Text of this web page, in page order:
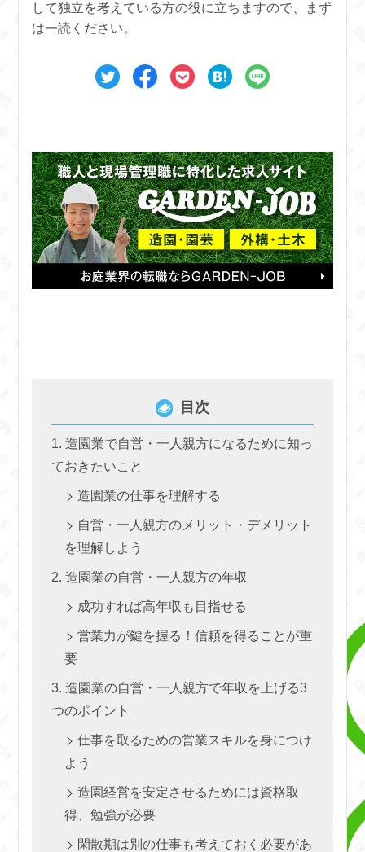
して独立を考えている方の役に立ちますので、まず
は一読ください。
目次
造園業で自営・一人親方になるために知っ
ておきたいこと
造園業の仕事を理解する
自営・一人親方のメリット・デメリット
を理解しよう
造園業の自営・一人親方の年収
成功すれば高年収も目指せる
営業力が鍵を握る！信頼を得ることが重
要
造園業の自営・一人親方で年収を上げる3
つのポイント
仕事を取るための営業スキルを身につけ
よう
造園経営を安定させるためには資格取
得、勉強が必要
閑散期は別の仕事も考えておく必要があ